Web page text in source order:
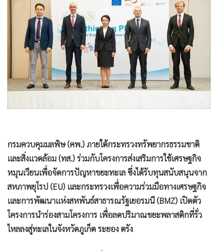
MGR Live
Infographic
การเมือง
ท่องเที่ยว
• ต่างประเทศ
• เศรษฐกิจ-ธุรกิจ
• ชุมชน-คุณภาพชีวิต
• อาชญากรรม
• Motoring
• เกม
• วิทยาศาสตร์
• SMEs
• หุ้น
กรมควบคุมมลพิษ (คพ.) ภายใต้กระทรวงทรัพยากรธรรมชาติ
และสิ่งแวดล้อม (ทส.) ร่วมกับโครงการส่งเสริมการใช้เศรษฐกิจ
หมุนเวียนเพื่อจัดการปัญหาขยะทะเล ซึ่งได้รับทุนสนับสนุนจาก
สหภาพยุโรป (EU) และกระทรวงเพื่อความร่วมมือทางเศรษฐกิจ
และการพัฒนาแห่งสหพันธ์สาธารณรัฐเยอรมนี (BMZ) เปิดตัว
โครงการนำร่องสามโครงการ เพื่อลดปริมาณขยะพลาสติกที่รั่ว
ไหลลงสู่ทะเลในจังหวัดภูเก็ต ระยอง ตรัง